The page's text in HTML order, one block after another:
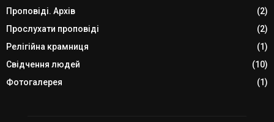
Проповіді. Архів
(2)
Прослухати проповіді
(2)
Релігійна крамниця
(1)
Свідчення людей
(10)
Фотогалерея
(1)